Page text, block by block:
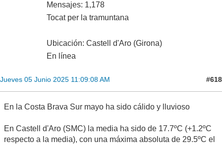
Mensajes: 1,178
Tocat per la tramuntana
Ubicación: Castell d'Aro (Girona)
En línea
Jueves 05 Junio 2025 11:09:08 AM #618
En la Costa Brava Sur mayo ha sido cálido y lluvioso
En Castell d'Aro (SMC) la media ha sido de 17.7ºC (+1.2ºC
respecto a la media), con una máxima absoluta de 29.5ºC el